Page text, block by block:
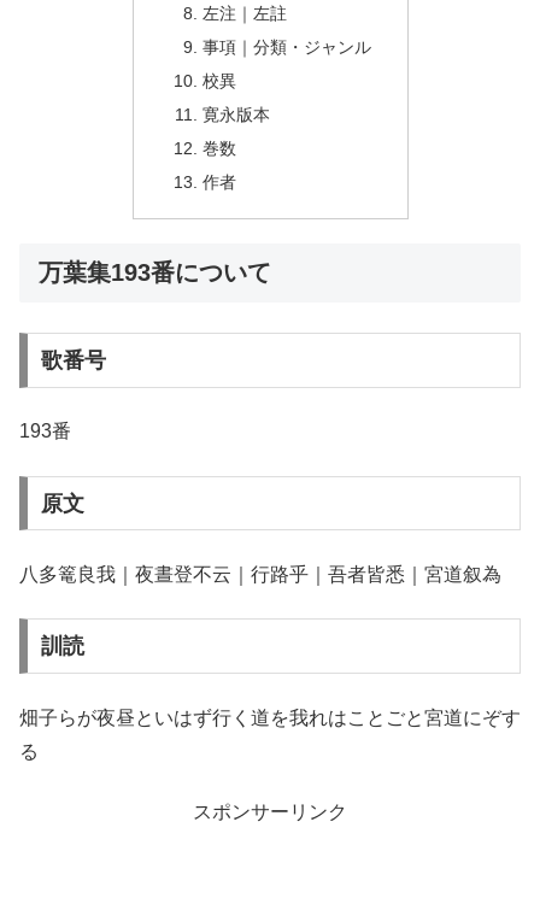
左注｜左註
事項｜分類・ジャンル
校異
寛永版本
巻数
作者
万葉集193番について
歌番号
193番
原文
八多篭良我｜夜晝登不云｜行路乎｜吾者皆悉｜宮道叙為
訓読
畑子らが夜昼といはず行く道を我れはことごと宮道にぞす
る
スポンサーリンク